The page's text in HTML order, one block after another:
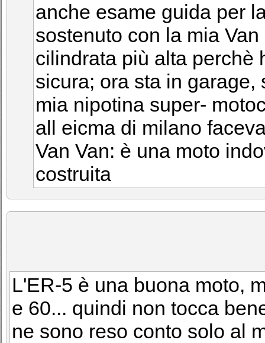
anche esame guida per
sostenuto con la mia
cilindrata più alta perchè
sicura; ora sta in
mia nipotina super-
all eicma di milano
Van Van: è una moto
costruita
L'ER-5 è una buona moto,
e 60... quindi non tocca
ne sono reso conto solo al